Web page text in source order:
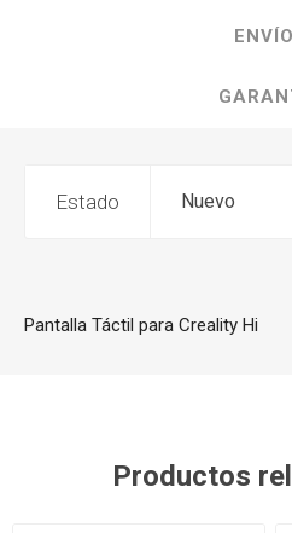
Estado Nuevo
Pantalla Táctil para Creality Hi
Productos